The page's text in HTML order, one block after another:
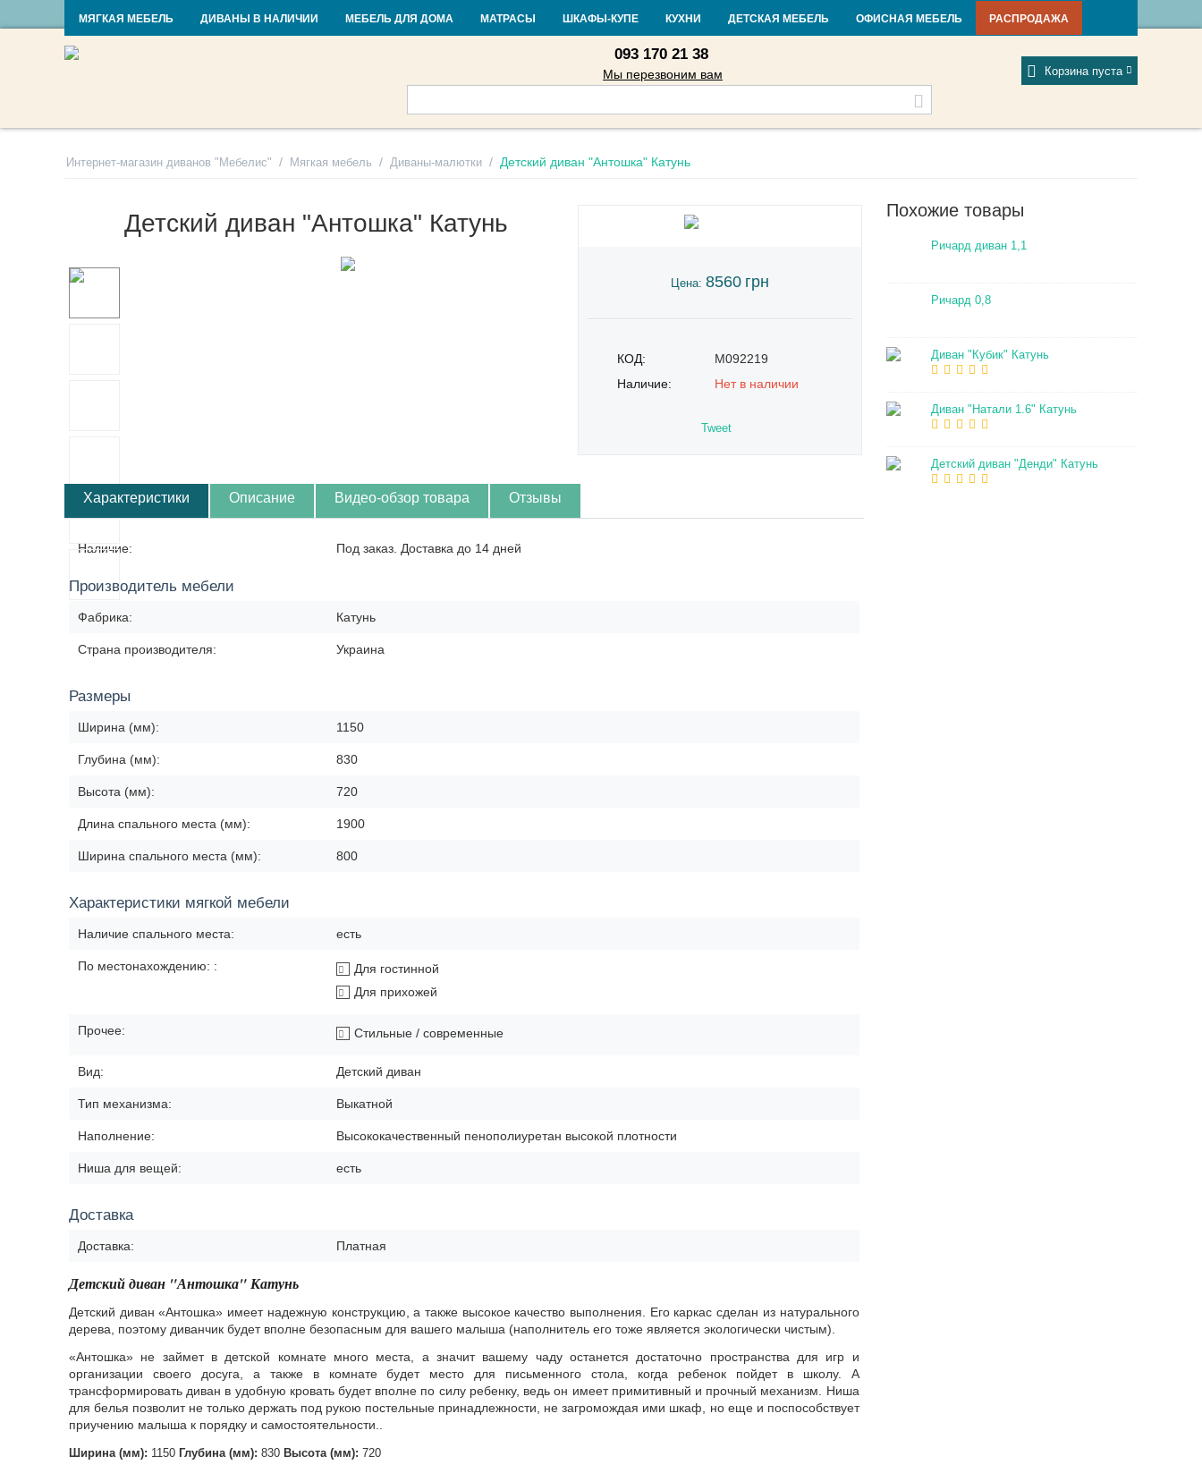
RU UA Мой профиль
Контакты Доставка и оплата Гарантия и возврат Кредит Статьи и новости Фабрики Отзывы
093 170 21 38
Мы перезвоним вам Корзина пуста
МЯГКАЯ МЕБЕЛЬ ДИВАНЫ В НАЛИЧИИ МЕБЕЛЬ ДЛЯ ДОМА МАТРАСЫ ШКАФЫ-КУПЕ КУХНИ ДЕТСКАЯ МЕБЕЛЬ ОФИСНАЯ МЕБЕЛЬ РАСПРОДАЖА
Интернет-магазин диванов "Мебелис" / Мягкая мебель / Диваны-малютки / Детский диван "Антошка" Катунь
Детский диван "Антошка" Катунь
Цена: 8560 грн
КОД:
M092219
Наличие:
Нет в наличии
Tweet
Характеристики Описание Видео-обзор товара Отзывы
Наличие: Под заказ. Доставка до 14 дней
Производитель мебели
Фабрика: Катунь
Страна производителя: Украина
Размеры
Ширина (мм): 1150
Глубина (мм): 830
Высота (мм): 720
Длина спального места (мм): 1900
Ширина спального места (мм): 800
Характеристики мягкой мебели
Наличие спального места: есть
По местонахождению: :
Для гостинной
Для прихожей
Прочее: Стильные / современные
Вид: Детский диван
Тип механизма: Выкатной
Наполнение: Высококачественный пенополиуретан высокой плотности
Ниша для вещей: есть
Доставка
Доставка: Платная
Детский диван "Антошка" Катунь
Детский диван «Антошка» имеет надежную конструкцию, а также высокое качество выполнения. Его каркас сделан из натурального
дерева, поэтому диванчик будет вполне безопасным для вашего малыша (наполнитель его тоже является экологически чистым).
«Антошка» не займет в детской комнате много места, а значит вашему чаду останется достаточно пространства для игр и
организации своего досуга, а также в комнате будет место для письменного стола, когда ребенок пойдет в школу. А
трансформировать диван в удобную кровать будет вполне по силу ребенку, ведь он имеет примитивный и прочный механизм. Ниша
для белья позволит не только держать под рукою постельные принадлежности, не загромождая ими шкаф, но еще и поспособствует
приучению малыша к порядку и самостоятельности..
Ширина (мм): 1150 Глубина (мм): 830 Высота (мм): 720
Похожие товары
Ричард диван 1,1
Ричард 0,8
Диван "Кубик" Катунь
Диван "Натали 1.6" Катунь
Детский диван "Денди" Катунь